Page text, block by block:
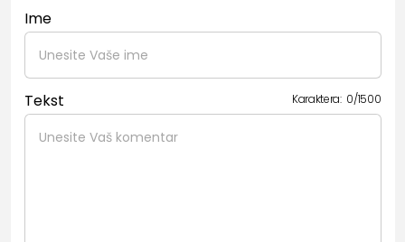
Ime
Tekst Karaktera: 0/1500